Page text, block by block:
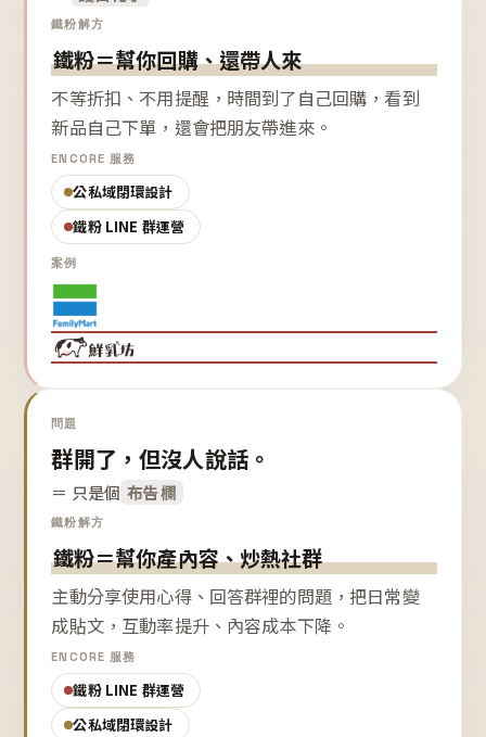
鐵粉解方
鐵粉＝幫你回購、還帶人來
不等折扣、不用提醒，時間到了自己回購，看到
新品自己下單，還會把朋友帶進來。
ENCORE 服務
公私域閉環設計
鐵粉 LINE 群運營
案例
問題
群開了，但沒人說話。
＝ 只是個 布告欄
鐵粉解方
鐵粉＝幫你產內容、炒熱社群
主動分享使用心得、回答群裡的問題，把日常變
成貼文，互動率提升、內容成本下降。
ENCORE 服務
鐵粉 LINE 群運營
公私域閉環設計